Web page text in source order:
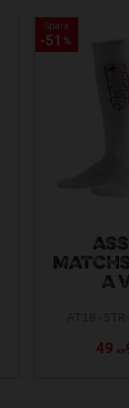
Spara
51 %
A
49 KR
Spara
51 %